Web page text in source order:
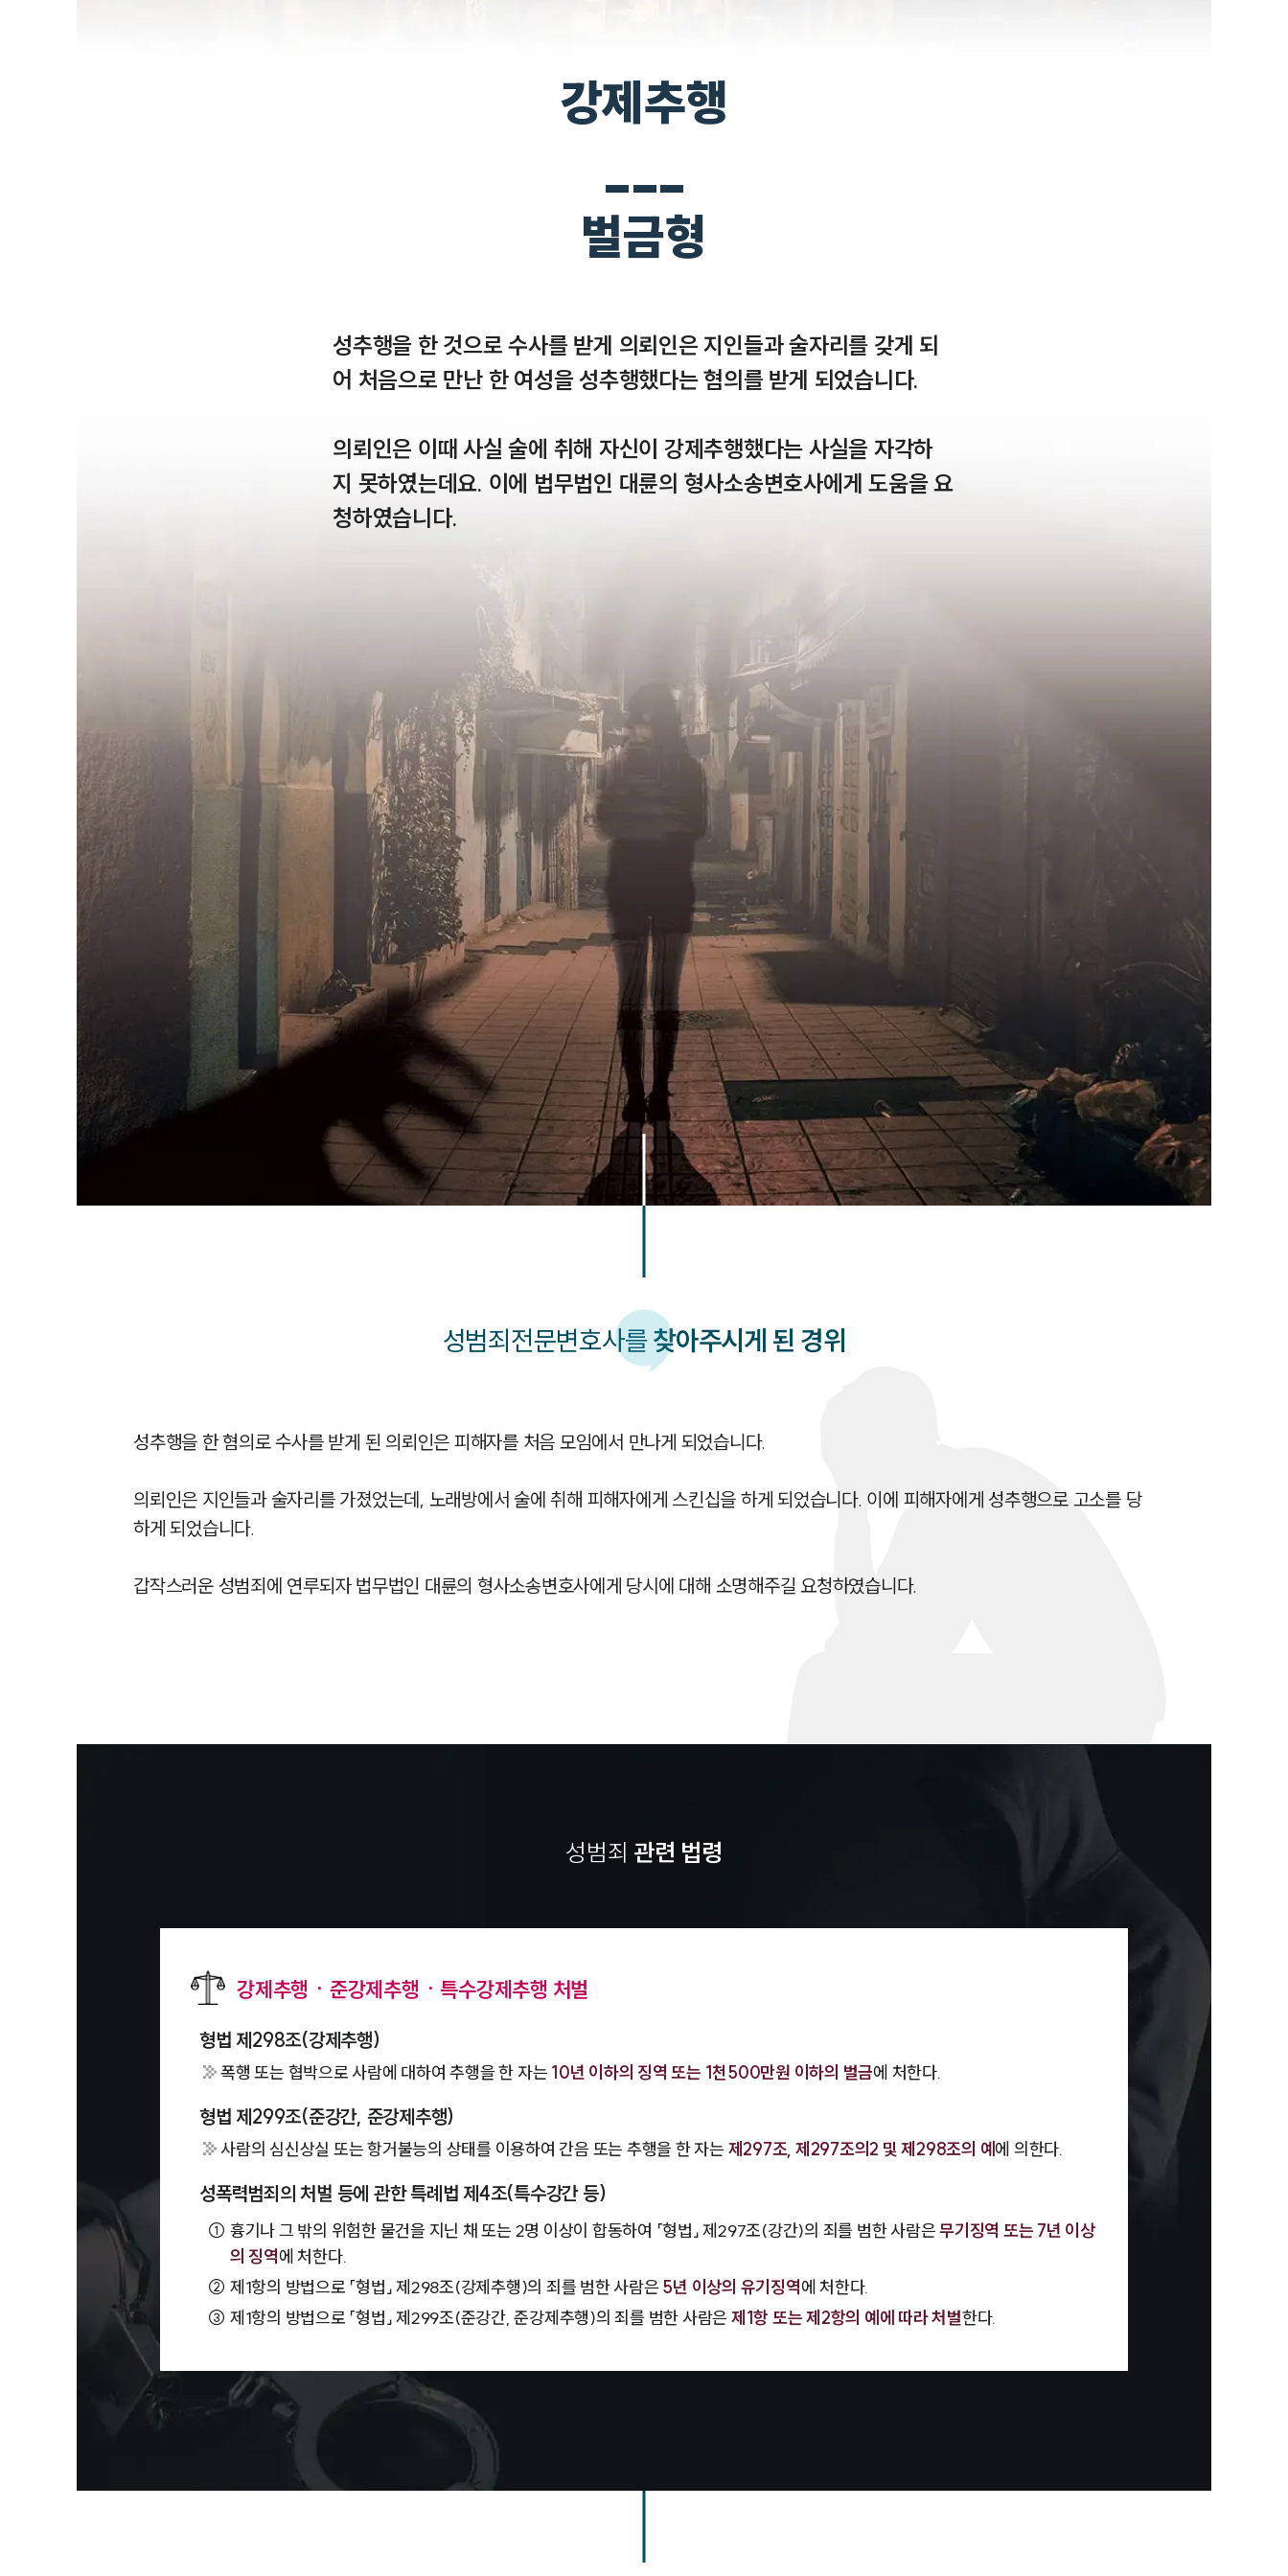
업무사례
사례분석/최신동향
법률정보
법률지식인
고객후기
소식/자료
대륜법률상담예약
대륜법률상담예약
강제추행
___
벌금형
성추행을 한 것으로 수사를 받게 의뢰인은 지인들과 술자리를 갖게 되
어 처음으로 만난 한 여성을 성추행했다는 혐의를 받게 되었습니다.
의뢰인은 이때 사실 술에 취해 자신이 강제추행했다는 사실을 자각하
지 못하였는데요. 이에 법무법인 대륜의 형사소송변호사에게 도움을 요
청하였습니다.
성범죄전문변호사를찾아주시게 된 경위
성추행을 한 혐의로 수사를 받게 된 의뢰인은 피해자를 처음 모임에서 만나게 되었습니다.
의뢰인은 지인들과 술자리를 가졌었는데, 노래방에서 술에 취해 피해자에게 스킨십을 하게 되었습니다. 이에 피해자에게 성추행으로 고소를 당
하게 되었습니다.
갑작스러운 성범죄에 연루되자 법무법인 대륜의 형사소송변호사에게 당시에 대해 소명해주길 요청하였습니다.
성범죄 관련 법령
강제추행ㆍ준강제추행ㆍ특수강제추행 처벌
형법 제298조(강제추행)
폭행 또는 협박으로 사람에 대하여 추행을 한 자는 10년 이하의 징역 또는 1천500만원 이하의 벌금에 처한다.
형법 제299조(준강간, 준강제추행)
사람의 심신상실 또는 항거불능의 상태를 이용하여 간음 또는 추행을 한 자는 제297조, 제297조의2 및 제298조의 예에 의한다.
성폭력범죄의 처벌 등에 관한 특례법 제4조(특수강간 등)
① 흉기나 그 밖의 위험한 물건을 지닌 채 또는 2명 이상이 합동하여 「형법」 제297조(강간)의 죄를 범한 사람은무기징역 또는 7년 이상
의 징역에 처한다.
② 제1항의 방법으로 「형법」 제298조(강제추행)의 죄를 범한 사람은 5년 이상의 유기징역에 처한다.
③ 제1항의 방법으로 「형법」 제299조(준강간, 준강제추행)의 죄를 범한 사람은 제1항 또는 제2항의 예에 따라 처벌한다.